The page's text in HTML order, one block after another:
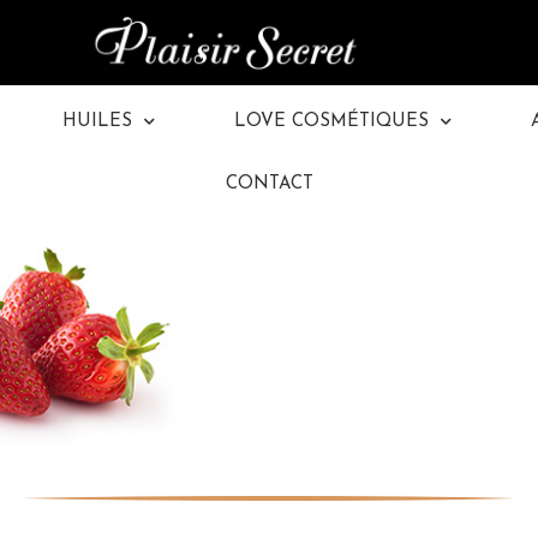
HUILES LOVE COSMÉTIQUES
CONTACT